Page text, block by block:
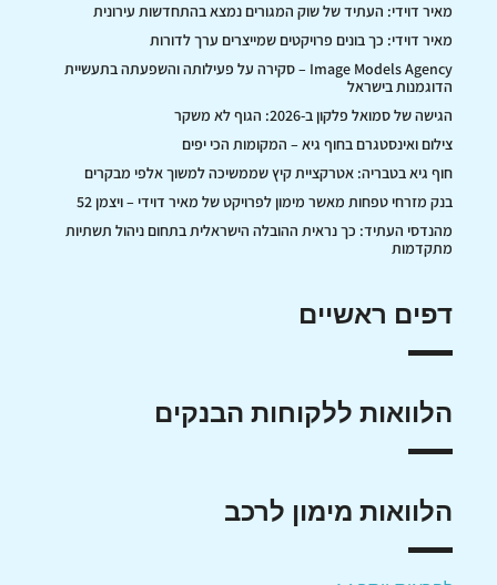
מאיר דוידי: העתיד של שוק המגורים נמצא בהתחדשות עירונית
מאיר דוידי: כך בונים פרויקטים שמייצרים ערך לדורות
Image Models Agency – סקירה על פעילותה והשפעתה בתעשיית
הדוגמנות בישראל
הגישה של סמואל פלקון ב-2026: הגוף לא משקר
צילום ואינסטגרם בחוף גיא – המקומות הכי יפים
חוף גיא בטבריה: אטרקציית קיץ שממשיכה למשוך אלפי מבקרים
בנק מזרחי טפחות מאשר מימון לפרויקט של מאיר דוידי – ויצמן 52
מהנדסי העתיד: כך נראית ההובלה הישראלית בתחום ניהול תשתיות
מתקדמות
דפים ראשיים
הלוואות ללקוחות הבנקים
הלוואות מימון לרכב